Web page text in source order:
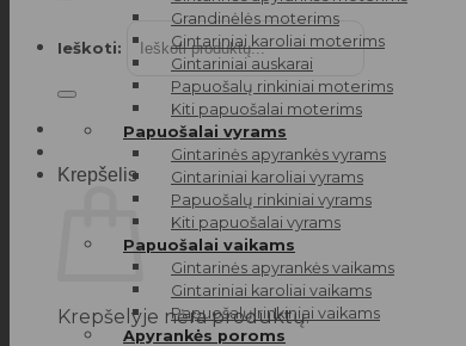
Ieškoti:
Krepšelis
Krepšelyje nėra produktų.
Grandinėlės moterims
Gintariniai karoliai moterims
Gintariniai auskarai
Papuošalų rinkiniai moterims
Kiti papuošalai moterims
Papuošalai vyrams
Gintarinės apyrankės vyrams
Gintariniai karoliai vyrams
Papuošalų rinkiniai vyrams
Kiti papuošalai vyrams
Papuošalai vaikams
Gintarinės apyrankės vaikams
Gintariniai karoliai vaikams
Papuošalų rinkiniai vaikams
Apyrankės poroms